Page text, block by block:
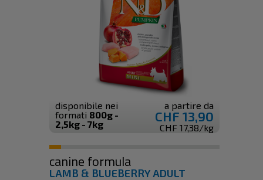
disponibile nei
formati 800g -
2,5kg - 7kg
a partire da
CHF 13,90
CHF 17,38/kg
canine formula
LAMB & BLUEBERRY ADULT